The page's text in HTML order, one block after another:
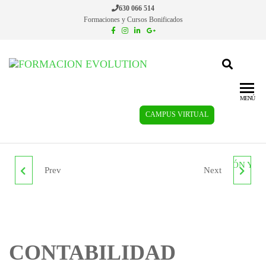
630 066 514
Formaciones y Cursos Bonificados
Formacion
CAMPUS VIRTUAL
MENÚ
PREVENCIÓN DE
ANATOMÍA
Prev
ADGD069PO
Next
CONTABILIDAD